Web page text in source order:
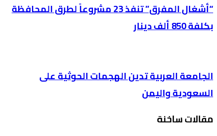
“أشغال المفرق” تنفذ 23 مشروعاً لطرق المحافظة
بكلفة 850 ألف دينار
الجامعة العربية تدين الهجمات الحوثية على
السعودية واليمن
مقالات ساخنة